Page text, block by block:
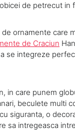
de petrecut in
ornamente care
de Craciun
se integreze
in care punem
beculete multi
siguranta, o
sa intregeasca